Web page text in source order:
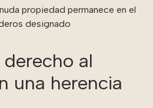
propiedad permanece en el
designado
al
una herencia